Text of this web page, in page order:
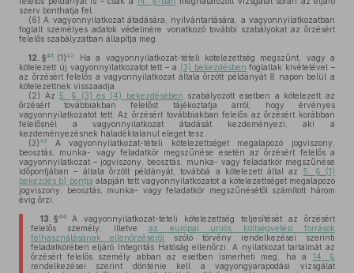
szerv bonthatja fel.
(6) A vagyonnyilatkozat átadására, nyilvántartására, a vagyonnyilatkozatban
foglalt személyes adatok védelmére vonatkozó további szabályokat az őrzésért
felelős szabályzatban állapítja meg.
12. §41 (1)42
Ha a vagyonnyilatkozat-tételi kötelezettség megszűnt, vagy a
kötelezett új vagyonnyilatkozatot tett – a (3) bekezdésben foglaltak kivételével –
az őrzésért felelős a vagyonnyilatkozat általa őrzött példányát 8 napon belül a
kötelezettnek visszaadja.
(2) Az5. § (3) és (4) bekezdésében szabályozott esetben a kötelezett az
őrzésért továbbiakban felelőst tájékoztatja arról, hogy érvényes
vagyonnyilatkozatot tett. Az őrzésért továbbiakban felelős az őrzésért korábban
felelősnél a vagyonnyilatkozat átadását kezdeményezi, aki a
kezdeményezésnek haladéktalanul eleget tesz.
(3)43
A vagyonnyilatkozat-tételi kötelezettséget megalapozó jogviszony,
beosztás, munka- vagy feladatkör megszűnése esetén az őrzésért felelős a
vagyonnyilatkozat – jogviszony, beosztás, munka- vagy feladatkör megszűnése
időpontjában – általa őrzött példányát, továbbá a kötelezett által az 5. § (1)
bekezdés b) pontja alapján tett vagyonnyilatkozatot a kötelezettséget megalapozó
jogviszony, beosztás, munka- vagy feladatkör megszűnésétől számított három
évig őrzi.
13. §44
A vagyonnyilatkozat-tételi kötelezettség teljesítését az őrzésért
felelős személy, illetve az európai uniós költségvetési források
felhasználásának ellenőrzéséről
szóló törvény rendelkezései szerinti
feladatkörében eljáró Integritás Hatóság ellenőrzi. A nyilatkozat tartalmát az
őrzésért felelős személy abban az esetben ismerheti meg, ha a 14. §
rendelkezései szerint döntenie kell a vagyongyarapodási vizsgálat